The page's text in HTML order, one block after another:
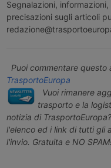
Segnalazioni,
precisazioni sugli articoli
Puoi commentare questo
TrasportoEuropa
Vuoi rimanere
trasporto e la
notizia di TrasportoEuropa?
l'elenco ed i link di tutti gli
l'invio. Gratuita e NO